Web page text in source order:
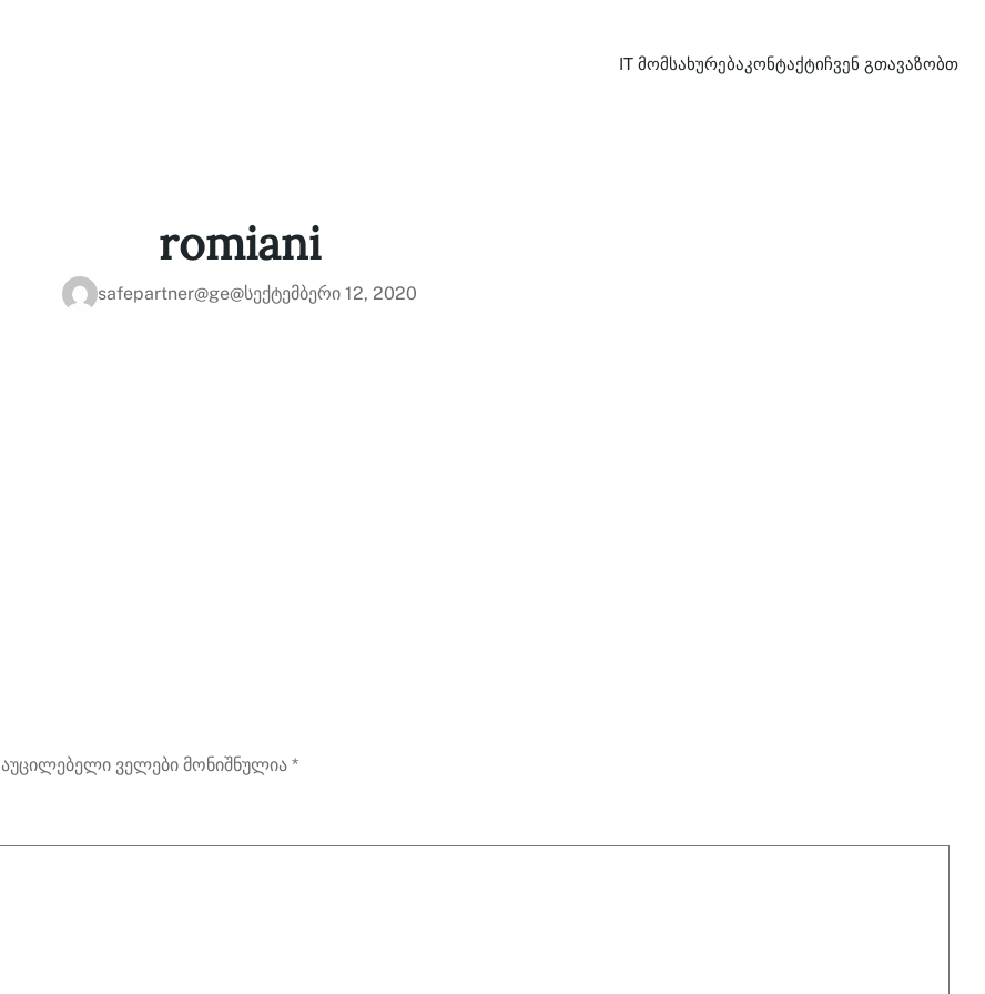
IT მომსახურებაკონტაქტიჩვენ გთავაზობთ
romiani
safepartner@ge@სექტემბერი 12, 2020
აუცილებელი ველები მონიშნულია *